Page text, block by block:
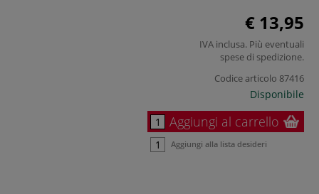
€ 13,95
IVA inclusa. Più eventuali
spese di spedizione.
Codice articolo 87416
Disponibile
Aggiungi al carrello
Aggiungi alla lista desideri